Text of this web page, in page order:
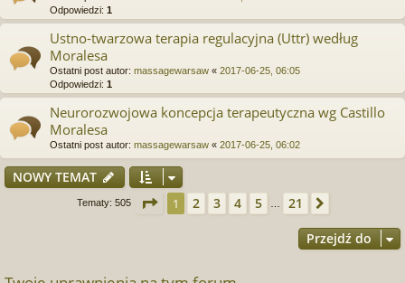
Odpowiedzi: 1
Ustno-twarzowa terapia regulacyjna (Uttr) według
Moralesa
Ostatni post autor: massagewarsaw « 2017-06-25, 06:05
Odpowiedzi: 1
Neurorozwojowa koncepcja terapeutyczna wg Castillo
Moralesa
Ostatni post autor: massagewarsaw « 2017-06-25, 06:02
NOWY TEMAT
Tematy: 505 Strona z 21
1 2 3 4 5 21
Przejdź do